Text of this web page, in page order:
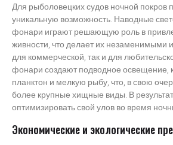
Для рыболовецких судов ночной покров
уникальную возможность. Наводные
фонари играют решающую роль в
живности, что делает их незаменимыми
для коммерческой, так и для
фонари создают подводное освещение,
планктон и мелкую рыбу, что, в свою
более крупные хищные виды. В
оптимизировать свой улов во время
Экономические и экологические